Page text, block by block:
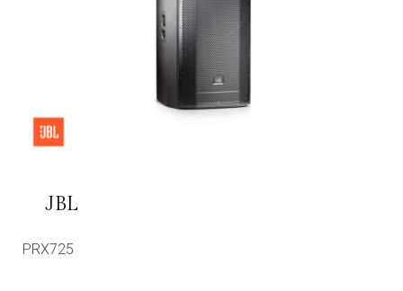
JBL
PRX725